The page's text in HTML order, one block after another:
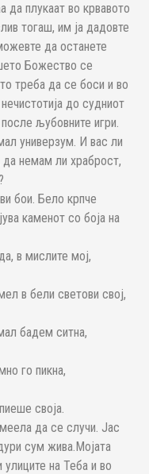
да плукаат во крвавото
тогаш, им ја дадовте
да останете
Божество се
треба да се боси и во
до судниот
љубовните игри.
универзум. И вас ли
немам ли храброст,
бои. Бело крпче
каменот со боја на
в мислите мој,
в бели светови свој,
бадем ситна,
го пикна,
своја.
да се случи. Јас
сум жива.Мојата
на Теба и во